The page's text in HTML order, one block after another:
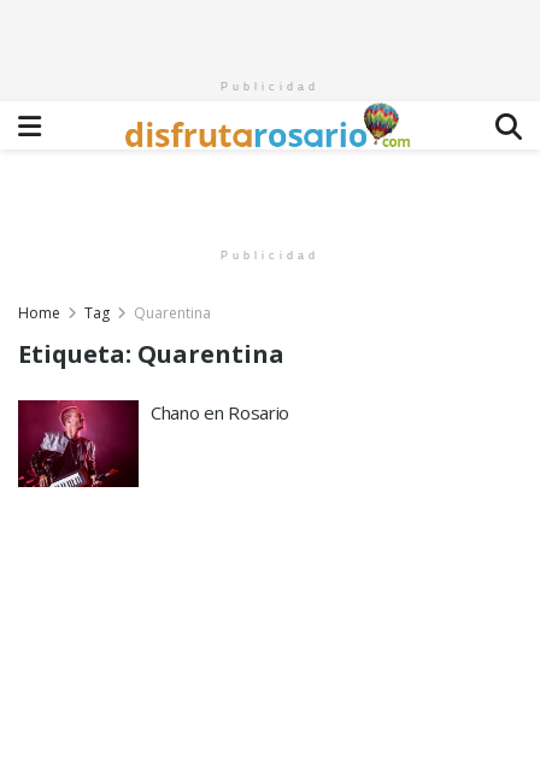
Publicidad
Publicidad
Home Tag Quarentina
Etiqueta: Quarentina
Chano en Rosario